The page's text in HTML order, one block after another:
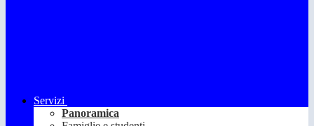
Servizi
Panoramica